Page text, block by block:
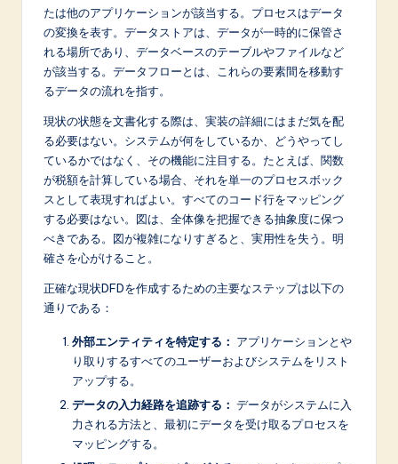
たは他のアプリケーションが該当する。プロセスはデータ
の変換を表す。データストアは、データが一時的に保管さ
れる場所であり、データベースのテーブルやファイルなど
が該当する。データフローとは、これらの要素間を移動す
るデータの流れを指す。
現状の状態を文書化する際は、実装の詳細にはまだ気を配
る必要はない。システムが何をしているか、どうやってし
ているかではなく、その機能に注目する。たとえば、関数
が税額を計算している場合、それを単一のプロセスボック
スとして表現すればよい。すべてのコード行をマッピング
する必要はない。図は、全体像を把握できる抽象度に保つ
べきである。図が複雑になりすぎると、実用性を失う。明
確さを心がけること。
正確な現状DFDを作成するための主要なステップは以下の
通りである：
外部エンティティを特定する： アプリケーションとや
り取りするすべてのユーザーおよびシステムをリスト
アップする。
データの入力経路を追跡する： データがシステムに入
力される方法と、最初にデータを受け取るプロセスを
マッピングする。